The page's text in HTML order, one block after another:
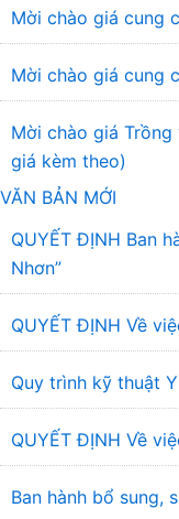
Mời chào giá cung
Mời chào giá cung
Mời chào giá
giá kèm theo)
VĂN BẢN MỚI
QUYẾT ĐỊNH Ban
Nhơn”
QUYẾT ĐỊNH Về
Quy trình kỹ thuật
QUYẾT ĐỊNH Về
Ban hành bổ sung,